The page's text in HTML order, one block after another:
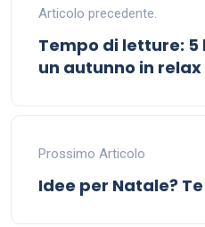
Articolo precedente.
Tempo di letture:
un autunno in relax
Prossimo Articolo
Idee per Natale?